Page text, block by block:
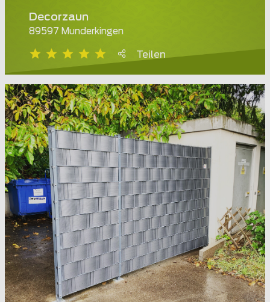
Decorzaun
89597 Munderkingen
Teilen